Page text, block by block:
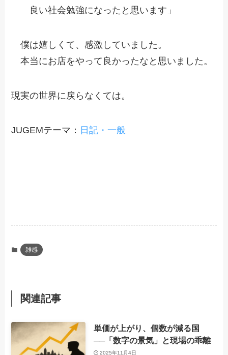
良い社会勉強になったと思います」
僕は嬉しくて、感激していました。
本当にお店をやって良かったなと思いました。
現実の世界に戻らなくては。
JUGEMテーマ： 日記・一般
雑感
関連記事
単価が上がり、個数が減る国
──「数字の景気」と現場の乖離
2025年11月4日